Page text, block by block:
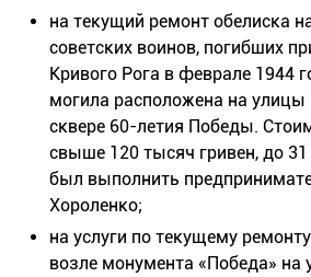
на текущий ремонт обелиска
советских воинов, погибших
Кривого Рога в феврале 1944
могила расположена на улицы
сквере 60-летия Победы.
свыше 120 тысяч гривен, до
был выполнить
Хороленко;
на услуги по текущему
возле монумента «Победа» на